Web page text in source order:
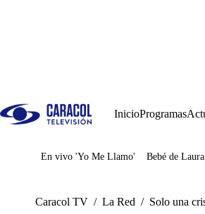
InicioProgramas
Juegos
En vivo 'Yo Me Llamo' Bebé de
Caracol TV / La Red / Solo una